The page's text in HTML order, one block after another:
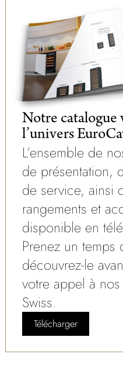
Notre catalogue
l’univers
L’ensemble de
de présentation,
de service, ainsi
rangements et
disponible en
Prenez un temps
découvrez-le
votre appel à
Swiss.
Télécharger